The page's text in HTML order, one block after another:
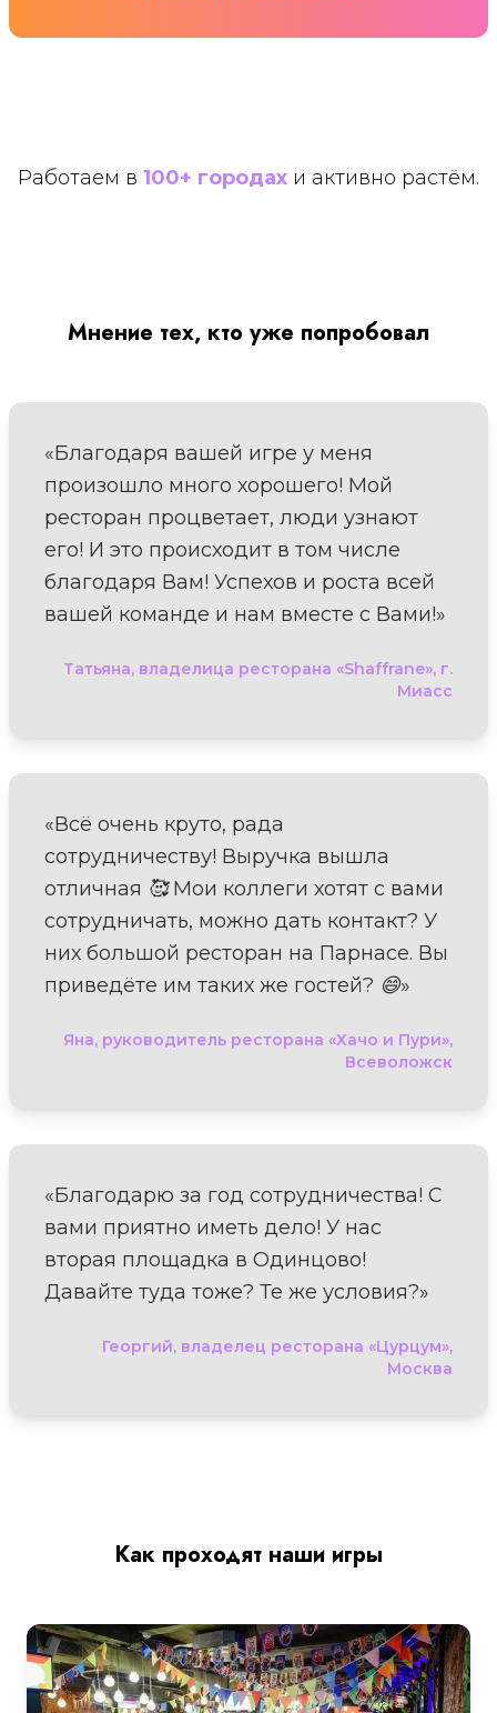
Работаем в 100+ городах и активно растём.
Мнение тех, кто уже попробовал
«Благодаря вашей игре у меня
произошло много хорошего! Мой
ресторан процветает, люди узнают
его! И это происходит в том числе
благодаря Вам! Успехов и роста всей
вашей команде и нам вместе с Вами!»
Татьяна, владелица ресторана «Shaffrane», г.
Миасс
«Всё очень круто, рада
сотрудничеству! Выручка вышла
отличная 🥰 Мои коллеги хотят с вами
сотрудничать, можно дать контакт? У
них большой ресторан на Парнасе. Вы
приведёте им таких же гостей? 😄»
Яна, руководитель ресторана «Хачо и Пури»,
Всеволожск
«Благодарю за год сотрудничества! С
вами приятно иметь дело! У нас
вторая площадка в Одинцово!
Давайте туда тоже? Те же условия?»
Георгий, владелец ресторана «Цурцум»,
Москва
Как проходят наши игры